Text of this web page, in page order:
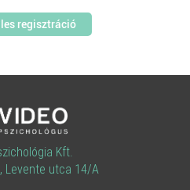
regisztráció
Kft.
Levente utca 14/A